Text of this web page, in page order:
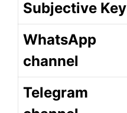
Subjective Key
WhatsApp
channel
Telegram